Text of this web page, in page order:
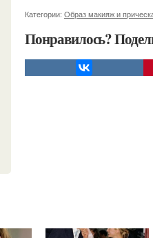
Категории: Образ макияж и
Понравилось?